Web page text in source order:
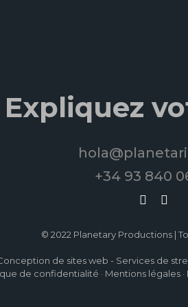
Expliquez
+34 93 840
© 2022 Planetary Productions |
de sites web - Services de
de confidentialité · Mentions légales ·